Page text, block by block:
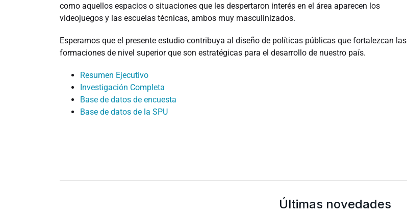
como aquellos espacios o situaciones que les despertaron interés en el área aparecen los
videojuegos y las escuelas técnicas, ambos muy masculinizados.
Esperamos que el presente estudio contribuya al diseño de políticas públicas que fortalezcan las
formaciones de nivel superior que son estratégicas para el desarrollo de nuestro país.
Resumen Ejecutivo
Investigación Completa
Base de datos de encuesta
Base de datos de la SPU
Últimas novedades